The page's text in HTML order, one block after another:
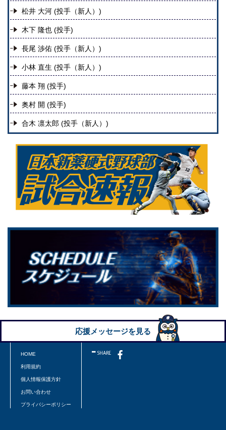
松井 大河 (投手 （新人） )
木下 隆也 (投手)
長尾 渉佑 (投手 （新人） )
小林 直生 (投手 （新人） )
藤本 翔 (投手)
奥村 開 (投手)
合木 凛太郎 (投手 （新人） )
応援メッセージを見る
HOME
利用規約
個人情報保護方針
お問い合わせ
プライバシーポリシー